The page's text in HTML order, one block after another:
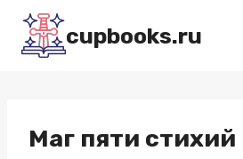
Перейти
содержимому
cupbooks.ru
Маг пяти стихий